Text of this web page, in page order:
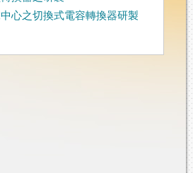
心之切換式電容轉換器研製